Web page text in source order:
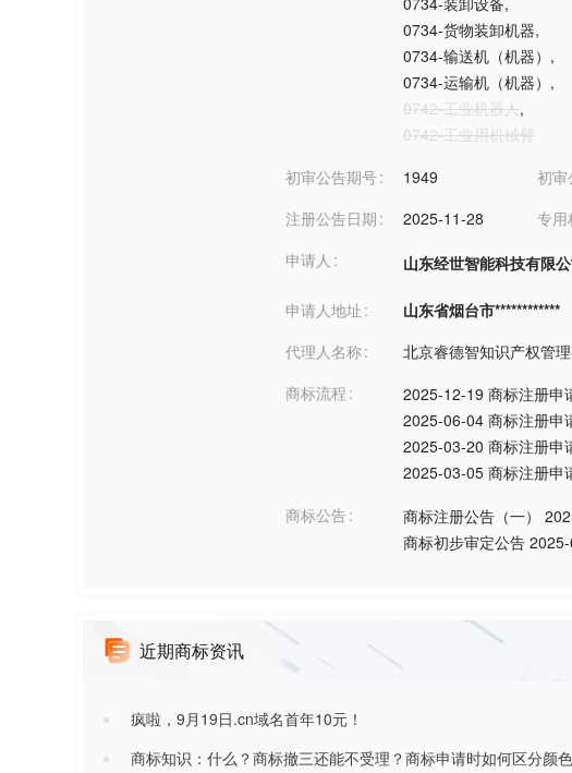
0734-货物装卸机器,
0734-输送机（机器） ,
0734-运输机（机器） ,
0742-工业机器人,
0742-工业用机械臂
初审公告期号
1949 初审
注册公告日期
2025-11-28 专用
申请人
山东经世智能科技有限
申请人地址
山东省烟台市************
代理人名称
北京睿德智知识产权管
商标流程
2025-12-19 商标注册申
2025-06-04 商标注册申
2025-03-20 商标注册申
2025-03-05 商标注册申
商标公告
商标注册公告（一）
商标初步审定公告
近期商标资讯
疯啦，9月19日.cn域名首年10元！
商标知识：什么？商标撤三还能不受理？商标申请时如何区分颜